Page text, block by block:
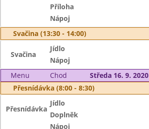
Příloha
Nápoj
Svačina (13:30 - 14:00)
Svačina
Jídlo
Nápoj
Menu
Chod
Středa 16. 9. 2020
Přesnídávka (8:00 - 8:30)
Přesnídávka
Jídlo
Doplněk
Nápoj